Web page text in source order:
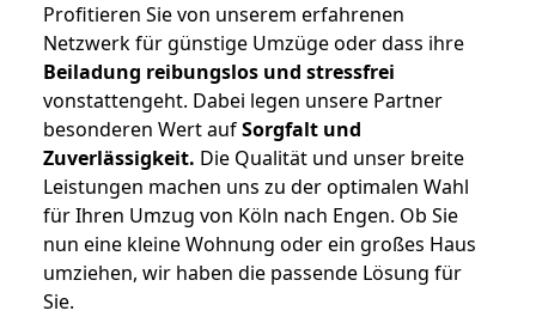
Profitieren Sie von unserem erfahrenen
Netzwerk für günstige Umzüge oder dass ihre
Beiladung reibungslos und stressfrei
vonstattengeht. Dabei legen unsere Partner
besonderen Wert aufSorgfalt und
Zuverlässigkeit. Die Qualität und unser breite
Leistungen machen uns zu der optimalen Wahl
für Ihren Umzug von Köln nach Engen. Ob Sie
nun eine kleine Wohnung oder ein großes Haus
umziehen, wir haben die passende Lösung für
Sie.